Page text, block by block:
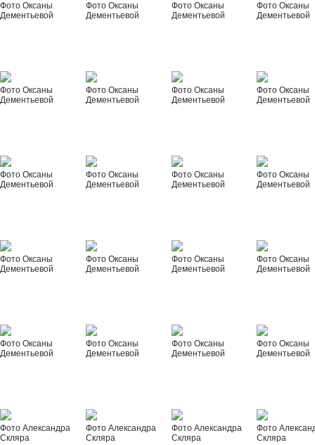
Фото Оксаны
Дементьевой
Фото Оксаны
Дементьевой
Фото Оксаны
Дементьевой
Фото Оксаны
Дементьевой
Фото Оксаны
Дементьевой
Фото Оксаны
Дементьевой
Фото Оксаны
Дементьевой
Фото Оксаны
Дементьевой
Фото Оксаны
Дементьевой
Фото Оксаны
Дементьевой
Фото Оксаны
Дементьевой
Фото Оксаны
Дементьевой
Фото Оксаны
Дементьевой
Фото Оксаны
Дементьевой
Фото Оксаны
Дементьевой
Фото Оксаны
Дементьевой
Фото Оксаны
Дементьевой
Фото Оксаны
Дементьевой
Фото Оксаны
Дементьевой
Фото Оксаны
Дементьевой
Фото Александра
Скляра
Фото Александра
Скляра
Фото Александра
Скляра
Фото
Скляра